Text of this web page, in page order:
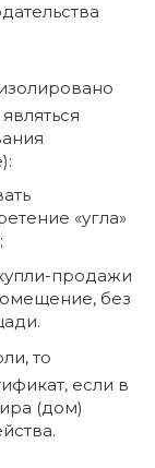
«угла»
продажи
без
то
если в
(дом)